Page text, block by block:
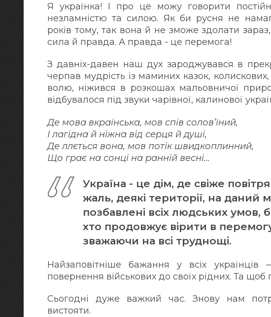
Я українка! І про це можу говорити
незламністю та силою. Як би русня не
років тому, так вона й не зможе здолати
сила й правда. А правда - це перемога!
З давніх-давен наш дух зароджувався в
черпав мудрість із маминих казок,
волю, ніжився в розкошах мальовничої
відбувалося під звуки чарівної, калинової
Де мова вкраїнська, мов спів соловʼїний,
І лагідна й ніжна від серця й душі,
Де ллється вона, мов потік швидкоплинний,
Що грає на сонці на ранній весні...
Україна - це дім, де свіже
жаль, деякі території, на даний
позбавлені всіх людських умов,
хто продовжує вірити в
зважаючи на всі труднощі.
Найзаповітніше бажання у всіх
повернення військових до своїх рідних. Та щоб
Сьогодні дуже важкий час. Знову нам
вистояти.